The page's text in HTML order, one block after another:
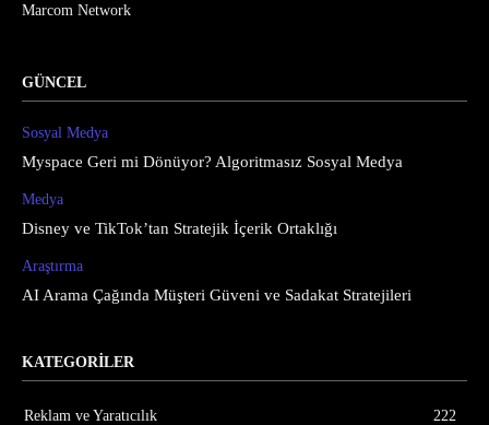
Marcom Network
GÜNCEL
Sosyal Medya
Myspace Geri mi Dönüyor? Algoritmasız Sosyal Medya
Medya
Disney ve TikTok’tan Stratejik İçerik Ortaklığı
Araştırma
AI Arama Çağında Müşteri Güveni ve Sadakat Stratejileri
KATEGORİLER
Reklam ve Yaratıcılık
222